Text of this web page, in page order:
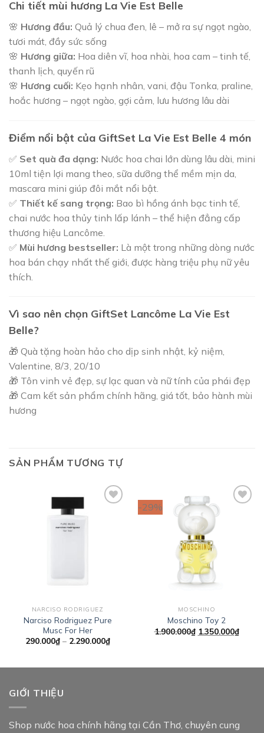
Chi tiết mùi hương La Vie Est Belle
🌸 Hương đầu: Quả lý chua đen, lê – mở ra sự ngọt ngào,
tươi mát, đầy sức sống
🌸 Hương giữa: Hoa diên vĩ, hoa nhài, hoa cam – tinh tế,
thanh lịch, quyến rũ
🌸 Hương cuối: Kẹo hạnh nhân, vani, đậu Tonka, praline,
hoắc hương – ngọt ngào, gợi cảm, lưu hương lâu dài
Điểm nổi bật của GiftSet La Vie Est Belle 4 món
✅ Set quà đa dạng: Nước hoa chai lớn dùng lâu dài, mini
10ml tiện lợi mang theo, sữa dưỡng thể mềm mịn da,
mascara mini giúp đôi mắt nổi bật.
✅ Thiết kế sang trọng: Bao bì hồng ánh bạc tinh tế,
chai nước hoa thủy tinh lấp lánh – thể hiện đẳng cấp
thương hiệu Lancôme.
✅ Mùi hương bestseller: Là một trong những dòng nước
hoa bán chạy nhất thế giới, được hàng triệu phụ nữ yêu
thích.
Vì sao nên chọn GiftSet Lancôme La Vie Est
Belle?
🎁 Quà tặng hoàn hảo cho dịp sinh nhật, kỷ niệm,
Valentine, 8/3, 20/10
🎁 Tôn vinh vẻ đẹp, sự lạc quan và nữ tính của phái đẹp
🎁 Cam kết sản phẩm chính hãng, giá tốt, bảo hành mùi
hương
SẢN PHẨM TƯƠNG TỰ
NARCISO RODRIGUEZ
Narciso Rodriguez Pure
Musc For Her
290.000₫ – 2.290.000₫Khoảng
giá:
đến
-29%
MOSCHINO
Moschino Toy 2
1.900.000₫ Giá
gốc
1.350.000₫Giá
hiện
GIỚI THIỆU
Shop nước hoa chính hãng tại Cần Thơ, chuyên cung